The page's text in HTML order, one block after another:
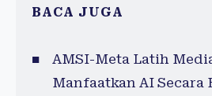
BACA JUGA
AMSI-Meta Latih
Manfaatkan AI Secara